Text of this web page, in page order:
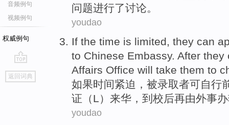
音频例句
视频例句
权威例句
go
top
返回词典
问题进行了讨论。
youdao
If the time is limited they can
to Chinese Embassy. After they
Affairs Office will take them to
如果时间紧迫 ， 被录取者可自行
证 （L ）来华，到校后再由外事办
youdao